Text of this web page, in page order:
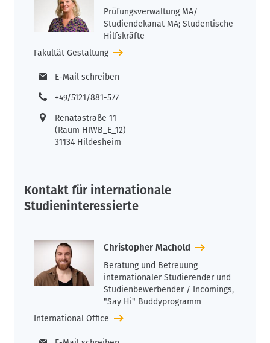
Prüfungsverwaltung MA/
Studiendekanat MA; Studentische
Hilfskräfte
Fakultät Gestaltung
E-Mail schreiben
+49/5121/881-577
Renatastraße 11
(Raum HIWB_E_12)
31134 Hildesheim
Kontakt für internationale
Studieninteressierte
Christopher Machold
Beratung und Betreuung
internationaler Studierender und
Studienbewerbender / Incomings,
"Say Hi" Buddyprogramm
International Office